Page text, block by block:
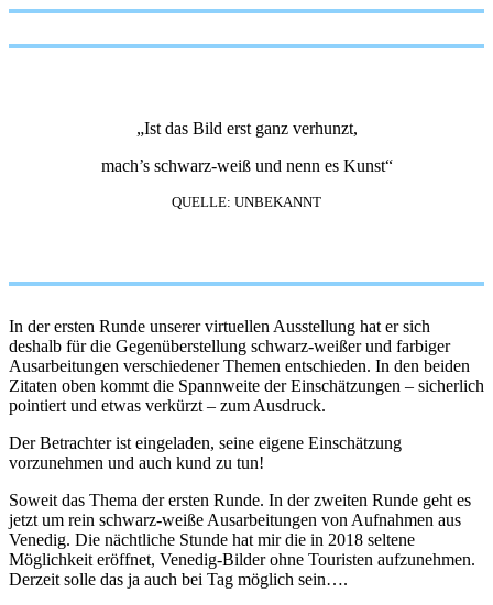
„Ist das Bild erst ganz verhunzt,
mach’s schwarz-weiß und nenn es Kunst“
QUELLE: UNBEKANNT
In der ersten Runde unserer virtuellen Ausstellung hat er sich
deshalb für die Gegenüberstellung schwarz-weißer und farbiger
Ausarbeitungen verschiedener Themen entschieden. In den beiden
Zitaten oben kommt die Spannweite der Einschätzungen – sicherlich
pointiert und etwas verkürzt – zum Ausdruck.
Der Betrachter ist eingeladen, seine eigene Einschätzung
vorzunehmen und auch kund zu tun!
Soweit das Thema der ersten Runde. In der zweiten Runde geht es
jetzt um rein schwarz-weiße Ausarbeitungen von Aufnahmen aus
Venedig. Die nächtliche Stunde hat mir die in 2018 seltene
Möglichkeit eröffnet, Venedig-Bilder ohne Touristen aufzunehmen.
Derzeit solle das ja auch bei Tag möglich sein….